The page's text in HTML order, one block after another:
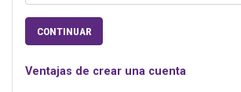
CONTINUAR
Ventajas de crear una cuenta